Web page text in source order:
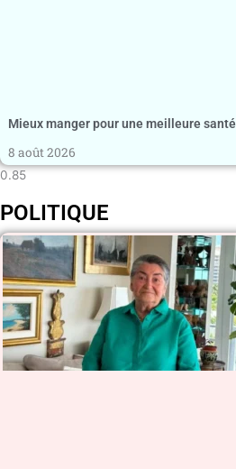
Mieux manger pour une meilleure santé
8 août 2026
POLITIQUE